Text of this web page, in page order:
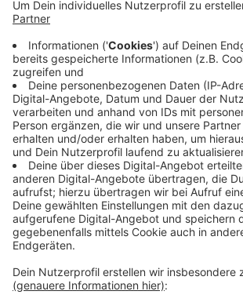
Zudem haben die Badeseen im Kreis
Wasserqualität. Von der zuständigen
es für alle fünf Seen in Alpen, Xanten,
und Hünxe ein "ausgezeichnet". Das
und Umweltamt mit. Lediglich der
Weseler Auesee wird nur mit "gut"
Anzeige
Anzeige